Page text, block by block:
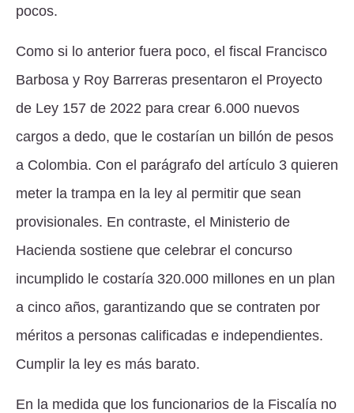
pocos.
Como si lo anterior fuera poco, el fiscal Francisco
Barbosa y Roy Barreras presentaron el Proyecto
de Ley 157 de 2022 para crear 6.000 nuevos
cargos a dedo, que le costarían un billón de pesos
a Colombia. Con el parágrafo del artículo 3 quieren
meter la trampa en la ley al permitir que sean
provisionales. En contraste, el Ministerio de
Hacienda sostiene que celebrar el concurso
incumplido le costaría 320.000 millones en un plan
a cinco años, garantizando que se contraten por
méritos a personas calificadas e independientes.
Cumplir la ley es más barato.
En la medida que los funcionarios de la Fiscalía no